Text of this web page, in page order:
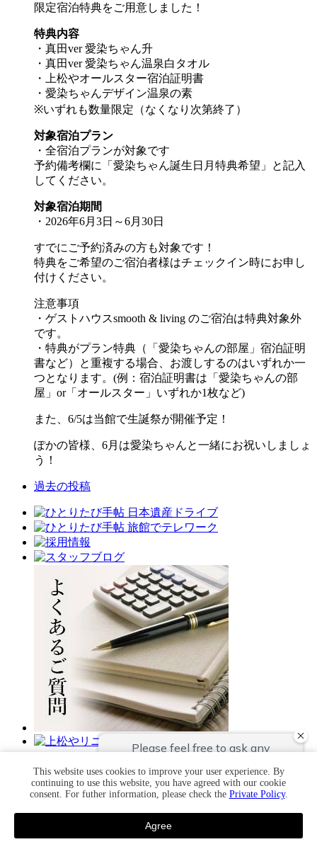
限定宿泊特典をご用意しました！
特典内容
・真田ver 愛染ちゃん升
・真田ver 愛染ちゃん温泉白タオル
・上松やオールスター宿泊証明書
・愛染ちゃんデザイン温泉の素
※いずれも数量限定（なくなり次第終了）
対象宿泊プラン
・全宿泊プランが対象です
予約備考欄に「愛染ちゃん誕生日月特典希望」と記入
してください。
対象宿泊期間
・2026年6月3日～6月30日
すでにご予約済みの方も対象です！
特典をご希望のご宿泊者様はチェックイン時にお申し
付けください。
注意事項
・ゲストハウスsmooth & living のご宿泊は特典対象外
です。
・特典がプラン特典（「愛染ちゃんの部屋」宿泊証明
書など）と重複する場合、お渡しするのはいずれか一
つとなります。(例：宿泊証明書は「愛染ちゃんの部
屋」or「オールスター」いずれか1枚など)
また、6/5は当館で生誕祭が開催予定！
ぽかの皆様、6月は愛染ちゃんと一緒にお祝いしましょ
う！
過去の投稿
一人旅
温泉
料理
客室
お知らせ
This website uses cookies to improve your user experience. By
continuing to use this website, you have agreed with our cookie
consent. For futher information, please check the Private Policy.
Agree